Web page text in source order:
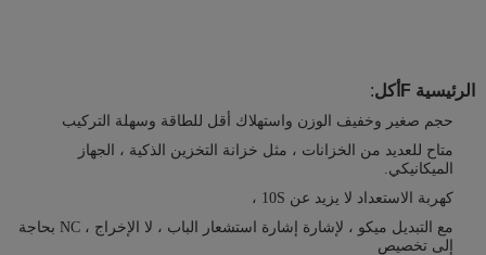
الرئيسية F أكل:
حجم صغير وخفيف الوزن واستهلاك أقل للطاقة وسهلة التركيب
متاح للعديد من الخزانات ، مثل خزانة التخزين الذكية ، الجهاز
الميكانيكي.
كهربة الاستعداد لا يزيد عن 10S ،
مع التبديل ميكو ، لإشارة إشارة استشعار الباب ، لا الإخراج ، NC بحاجة
إلى تخصيص